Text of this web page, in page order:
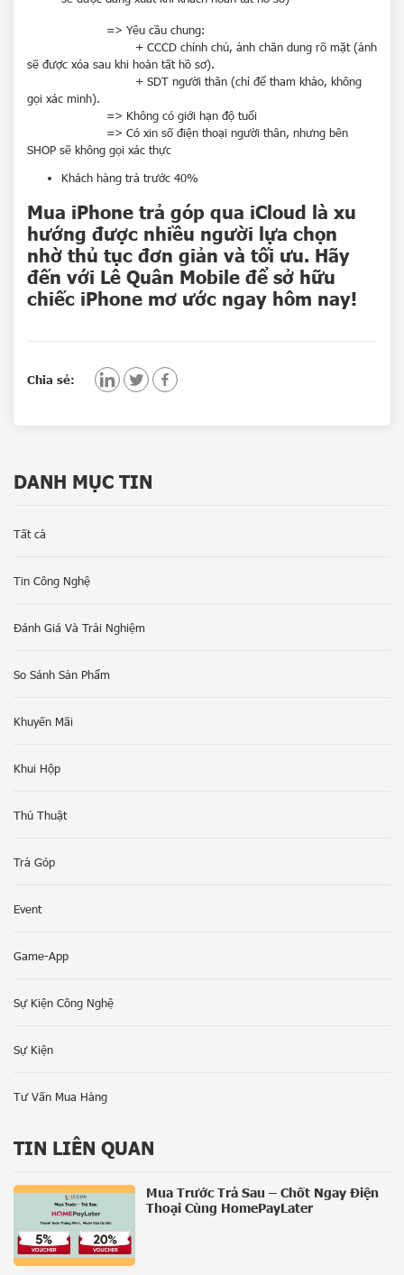
=> Yêu cầu chung:
+ CCCD chính chủ, ảnh chân dung rõ mặt (ảnh
sẽ được xóa sau khi hoàn tất hồ sơ).
+ SDT người thân (chỉ để tham khảo, không
gọi xác minh).
=> Không có giới hạn độ tuổi
=> Có xin số điện thoại người thân, nhưng bên
SHOP sẽ không gọi xác thực
Khách hàng trả trước 40%
Mua iPhone trả góp qua iCloud là xu
hướng được nhiều người lựa chọn
nhờ thủ tục đơn giản và tối ưu. Hãy
đến với Lê Quân Mobile để sở hữu
chiếc iPhone mơ ước ngay hôm nay!
Chia sẻ:
DANH MỤC TIN
Tất cả
Tin Công Nghệ
Đánh Giá Và Trải Nghiệm
So Sánh Sản Phẩm
Khuyến Mãi
Khui Hộp
Thủ Thuật
Trả Góp
Event
Game-App
Sự Kiện Công Nghệ
Sự Kiện
Tư Vấn Mua Hàng
TIN LIÊN QUAN
Mua Trước Trả Sau – Chốt Ngay Điện
Thoại Cùng HomePayLater
Sản phẩm xem gần nhất